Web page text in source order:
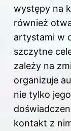
występy na
również
artystami w
szczytne
zależy na
organizuje
nie tylko
kontakt z